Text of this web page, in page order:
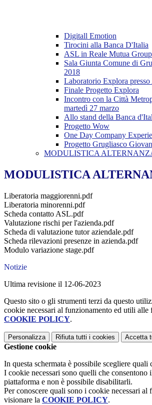
Digitall Emotion
Tirocini alla Banca D'Italia
ASL in Reale Mutua Group
Sala Giunta Comune di
2018
Laboratorio Explora
Finale Progetto Explora
Incontro con la Città
martedì 27 marzo
Allo stand della Banca
Progetto Wow
One Day Company
Progetto Grugliasco
MODULISTICA
MODULISTICA
Liberatoria maggiorenni.pdf
Liberatoria minorenni.pdf
Scheda contatto ASL.pdf
Valutazione rischi per l'azienda.pdf
Scheda di valutazione tutor aziendale.pdf
Scheda rilevazioni presenze in azienda.pdf
Modulo variazione stage.pdf
Notizie
Ultima revisione il 12-06-2023
Questo sito o gli strumenti terzi da questo
cookie necessari al funzionamento ed utili alle
COOKIE POLICY.
Personalizza Rifiuta tutti i cookies Accetta
Gestione cookie
In questa schermata è possibile scegliere quali
I cookie necessari sono quelli che consentono
piattaforma e non è possibile disabilitarli.
Per conoscere quali sono i cookie necessari al
visionare la COOKIE POLICY.